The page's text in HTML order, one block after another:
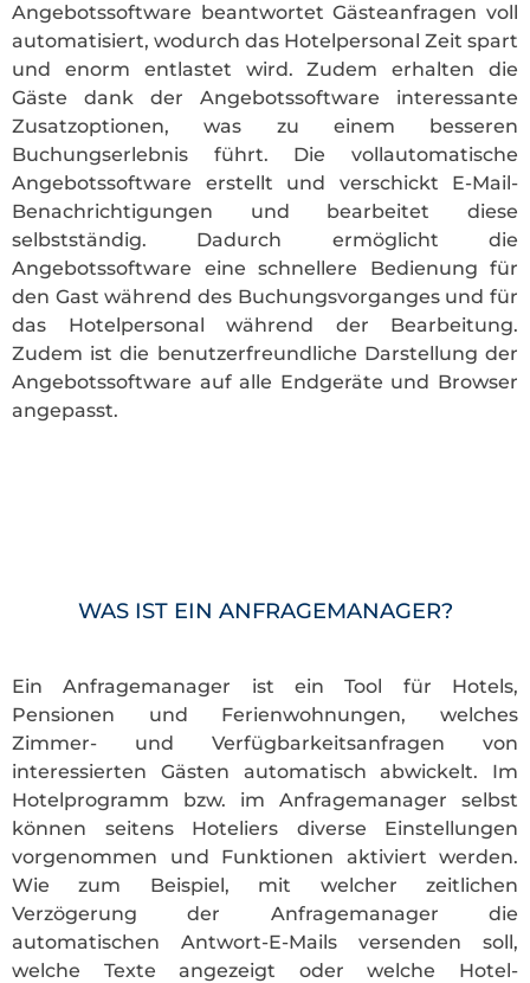
Angebotssoftware beantwortet Gästeanfragen voll
automatisiert, wodurch das Hotelpersonal Zeit spart
und enorm entlastet wird. Zudem erhalten die
Gäste dank der Angebotssoftware interessante
Zusatzoptionen, was zu einem besseren
Buchungserlebnis führt. Die vollautomatische
Angebotssoftware erstellt und verschickt E-Mail-
Benachrichtigungen und bearbeitet diese
selbstständig. Dadurch ermöglicht die
Angebotssoftware eine schnellere Bedienung für
den Gast während des Buchungsvorganges und für
das Hotelpersonal während der Bearbeitung.
Zudem ist die benutzerfreundliche Darstellung der
Angebotssoftware auf alle Endgeräte und Browser
angepasst.
WAS IST EIN ANFRAGEMANAGER?
Ein Anfragemanager ist ein Tool für Hotels,
Pensionen und Ferienwohnungen, welches
Zimmer- und Verfügbarkeitsanfragen von
interessierten Gästen automatisch abwickelt. Im
Hotelprogramm bzw. im Anfragemanager selbst
können seitens Hoteliers diverse Einstellungen
vorgenommen und Funktionen aktiviert werden.
Wie zum Beispiel, mit welcher zeitlichen
Verzögerung der Anfragemanager die
automatischen Antwort-E-Mails versenden soll,
welche Texte angezeigt oder welche Hotel-